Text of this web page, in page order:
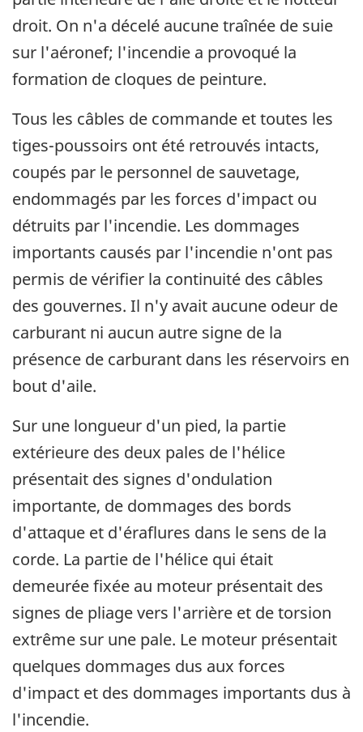
droit. On n'a décelé aucune traînée de suie
sur l'aéronef; l'incendie a provoqué la
formation de cloques de peinture.
Tous les câbles de commande et toutes les
tiges-poussoirs ont été retrouvés intacts,
coupés par le personnel de sauvetage,
endommagés par les forces d'impact ou
détruits par l'incendie. Les dommages
importants causés par l'incendie n'ont pas
permis de vérifier la continuité des câbles
des gouvernes. Il n'y avait aucune odeur de
carburant ni aucun autre signe de la
présence de carburant dans les réservoirs en
bout d'aile.
Sur une longueur d'un pied, la partie
extérieure des deux pales de l'hélice
présentait des signes d'ondulation
importante, de dommages des bords
d'attaque et d'éraflures dans le sens de la
corde. La partie de l'hélice qui était
demeurée fixée au moteur présentait des
signes de pliage vers l'arrière et de torsion
extrême sur une pale. Le moteur présentait
quelques dommages dus aux forces
d'impact et des dommages importants dus à
l'incendie.